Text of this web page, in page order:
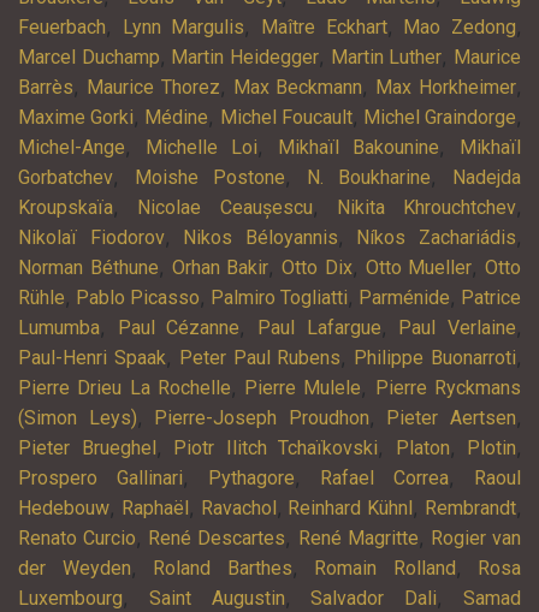
Feuerbach, Lynn Margulis, Maître Eckhart, Mao Zedong,
Marcel Duchamp, Martin Heidegger, Martin Luther, Maurice
Barrès, Maurice Thorez, Max Beckmann, Max Horkheimer,
Maxime Gorki, Médine, Michel Foucault, Michel Graindorge,
Michel-Ange, Michelle Loi, Mikhaïl Bakounine,
Mikhaïl
Gorbatchev, Moishe Postone, N. Boukharine,
Nadejda
Kroupskaïa, Nicolae Ceaușescu, Nikita Khrouchtchev,
Nikolaï Fiodorov, Nikos Béloyannis, Níkos Zachariádis,
Norman Béthune, Orhan Bakir, Otto Dix, Otto Mueller, Otto
Rühle, Pablo Picasso, Palmiro Togliatti, Parménide, Patrice
Lumumba, Paul Cézanne, Paul Lafargue, Paul Verlaine,
Paul-Henri Spaak, Peter Paul Rubens, Philippe Buonarroti,
Pierre Drieu La Rochelle, Pierre Mulele,
Pierre Ryckmans
(Simon Leys), Pierre-Joseph Proudhon, Pieter Aertsen,
Pieter Brueghel , Piotr Ilitch Tchaïkovski, Platon, Plotin,
Prospero Gallinari, Pythagore, Rafael Correa,
Raoul
Hedebouw, Raphaël , Ravachol , Reinhard Kühnl , Rembrandt,
Renato Curcio, René Descartes, René Magritte, Rogier van
der Weyden, Roland Barthes, Romain Rolland ,
Rosa
Luxembourg, Saint Augustin,Salvador Dali,Samad